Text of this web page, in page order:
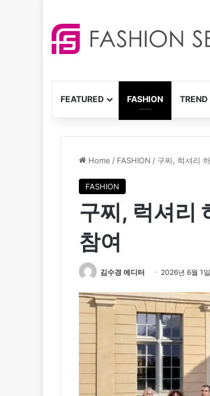
FEATURED FASHION TREND
Home / FASHION / 구찌, 럭셔리
FASHION
구찌, 럭셔리
참여
김수경 에디터 2026년 6월 1일